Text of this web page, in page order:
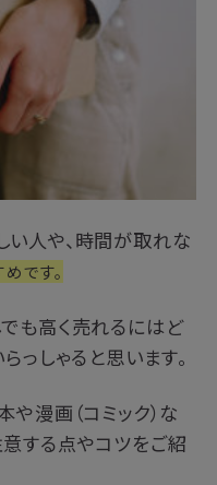
人や、時間が取れな
です。
も高く売れるにはど
っしゃると思います。
漫画（コミック）な
する点やコツをご紹